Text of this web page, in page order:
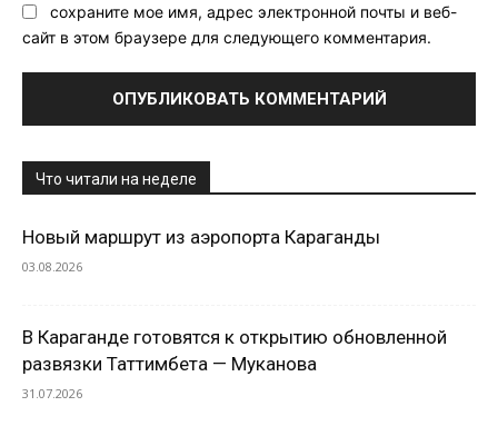
сохраните мое имя, адрес электронной почты и веб-
сайт в этом браузере для следующего комментария.
Что читали на неделе
Новый маршрут из аэропорта Караганды
03.08.2026
В Караганде готовятся к открытию обновленной
развязки Таттимбета — Муканова
31.07.2026